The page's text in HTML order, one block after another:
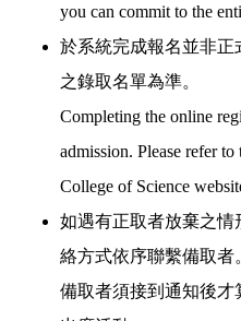
you can commit to the
於系統完成報名並非
之錄取名單為準。
Completing the online
admission. Please refer
College of Science
如遇有正取者放棄之
絡方式依序聯繫備取者
備取者須接到通知後才